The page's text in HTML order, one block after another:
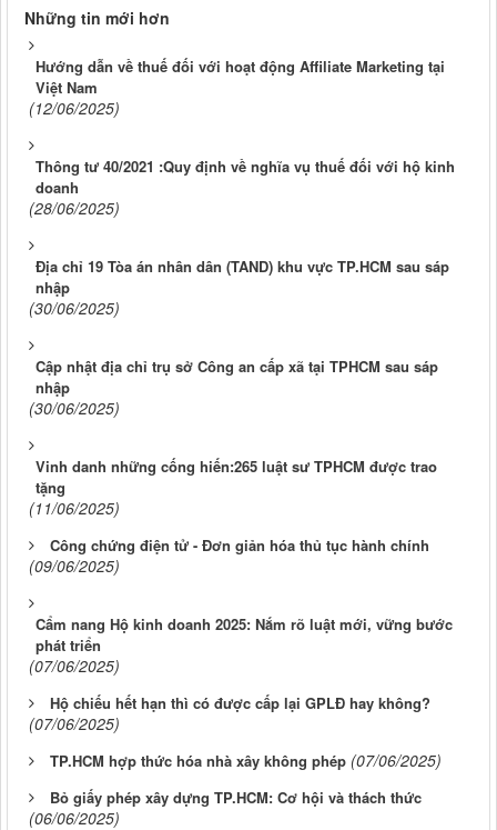
Những tin mới hơn
Hướng dẫn về thuế đối với hoạt động Affiliate Marketing tại
Việt Nam
(12/06/2025)
Thông tư 40/2021 :Quy định về nghĩa vụ thuế đối với hộ kinh
doanh
(28/06/2025)
Địa chỉ 19 Tòa án nhân dân (TAND) khu vực TP.HCM sau sáp
nhập
(30/06/2025)
Cập nhật địa chỉ trụ sở Công an cấp xã tại TPHCM sau sáp
nhập
(30/06/2025)
Vinh danh những cống hiến:265 luật sư TPHCM được trao
tặng
(11/06/2025)
Công chứng điện tử - Đơn giản hóa thủ tục hành chính
(09/06/2025)
Cẩm nang Hộ kinh doanh 2025: Nắm rõ luật mới, vững bước
phát triển
(07/06/2025)
Hộ chiếu hết hạn thì có được cấp lại GPLĐ hay không?
(07/06/2025)
TP.HCM hợp thức hóa nhà xây không phép (07/06/2025)
Bỏ giấy phép xây dựng TP.HCM: Cơ hội và thách thức
(06/06/2025)